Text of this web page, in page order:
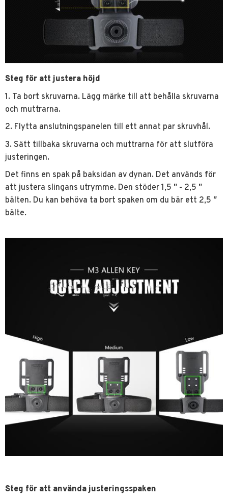
Steg för att justera höjd
1. Ta bort skruvarna. Lägg märke till att behålla skruvarna
och muttrarna.
2. Flytta anslutningspanelen till ett annat par skruvhål.
3. Sätt tillbaka skruvarna och muttrarna för att slutföra
justeringen.
Det finns en spak på baksidan av dynan. Det används för
att justera slingans utrymme. Den stöder 1,5 ″ - 2,5 ″
bälten. Du kan behöva ta bort spaken om du bär ett 2,5 ″
bälte.
Steg för att använda justeringsspaken